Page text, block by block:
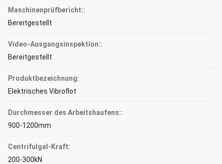
Maschinenprüfbericht::
Bereitgestellt
Video-Ausgangsinspektion::
Bereitgestellt
Produktbezeichnung:
Elektrisches Vibroflot
Durchmesser des Arbeitshaufens::
900-1200mm
Centrifulgal-Kraft:
200-300kN